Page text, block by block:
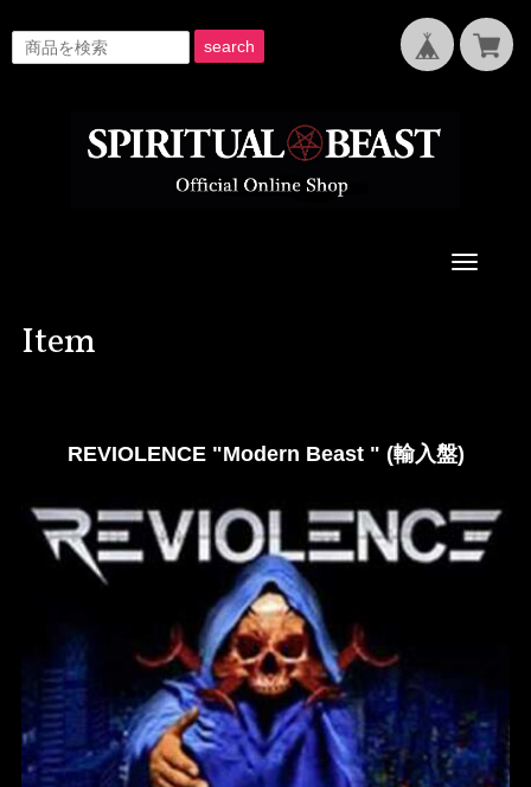
search
Toggle
Item
REVIOLENCE "Modern Beast " (輸入盤)